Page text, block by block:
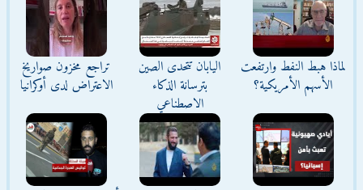
لماذا هبط النفط وارتفعت
الأسهم الأمريكية؟
اليابان تتحدى الصين
بترسانة الذكاء
الاصطناعي
تراجع مخزون صواريخ
الاعتراض لدى أوكرانيا